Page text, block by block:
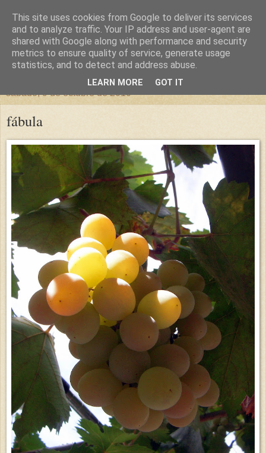
un sitio diferente
una casa para crecer, un castillo para soñar
sábado, 9 de octubre de 2010
fábula
This site uses cookies from Google to deliver its services
and to analyze traffic. Your IP address and user-agent are
shared with Google along with performance and security
metrics to ensure quality of service, generate usage
statistics, and to detect and address abuse.
LEARN MORE GOT IT